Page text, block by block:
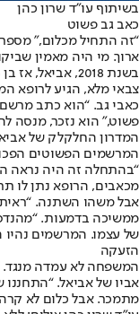
בשיתוף עו"ד שרון כהן
כאב גב פשוט
“זה התחיל מכלום,”
ארוך. מי היה מאמין
צבאי מלא, הגיע לרופא
כאבי גב. “הוא כתב
פשוט,” הוא נזכר, מנסה
המדרון החלקלק של
המרשמים הפשוטים
“בהתחלה זה היה נראה
מכאבים, הרופא נתן לו
אבל משהו השתנה.
ממשיכה בדמעות.
של עצמו. המרשמים נהיו
הזעקה
המשפחה לא עמדה מנגד.
אביו של אביאל.
מתמכר. אבל כלום לא